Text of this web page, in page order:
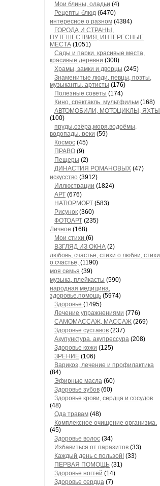
Мои блины, оладьи (4)
Рецепты блюд (6470)
интересное о разном (4384)
ГОРОДА И СТРАНЫ,
ПУТЕШЕСТВИЯ, ИНТЕРЕСНЫЕ
МЕСТА (1051)
Сады и парки, красивые места,
красивые деревни (308)
Храмы, замки и дворцы (245)
Знаменитые люди, певцы, поэты,
музыканты, артисты (176)
Полезные советы (174)
Кино, спектакль, мультфильм (168)
АВТОМОБИЛИ, МОТОЦИКЛЫ, ЯХТЫ
(100)
пруды,озёра,моря,водоёмы,
водопады, реки (59)
Космос (45)
ПРАВО (9)
Пещеры (2)
ДИНАСТИЯ РОМАНОВЫХ (47)
искусство (3912)
Иллюстрации (1824)
АРТ (676)
НАТЮРМОРТ (583)
Рисунок (360)
ФОТОАРТ (235)
Личное (168)
Мои стихи (6)
ВЗГЛЯД ИЗ ОКНА (2)
любовь, счастье, стихи о любви, стихи
о счастье, (1190)
моя семья (39)
музыка, плейкасты (590)
народная медицина,
здоровье,помощь (5974)
Здоровье (1495)
Лечение упражнениями (776)
САМОМАССАЖ, МАССАЖ (269)
Здоровье суставов (237)
Акупунктура, акупрессура (208)
Здоровье кожи (125)
ЗРЕНИЕ (106)
Варикоз, лечение и профилактика
(84)
Эфирные масла (60)
Здоровье зубов (60)
Здоровье крови, сердца и сосудов
(48)
Ода травам (48)
Комплексное очищение организма.
(45)
Здоровье волос (34)
Избавиться от паразитов (33)
Каждый день с пользой! (33)
ПЕРВАЯ ПОМОЩЬ (31)
Здоровье ногтей (14)
Здоровье сердца (7)